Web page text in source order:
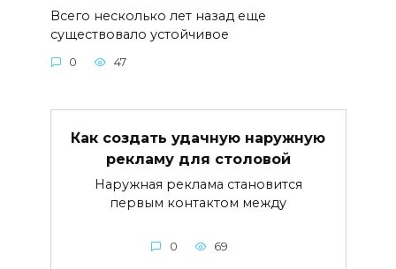
Всего несколько лет назад еще
существовало устойчивое
0 47
Как создать удачную наружную
рекламу для столовой
Наружная реклама становится
первым контактом между
0 69